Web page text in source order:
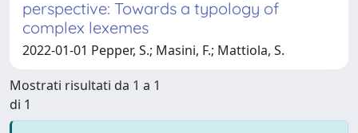
perspective: Towards a typology of
complex lexemes
2022-01-01 Pepper, S.; Masini, F.; Mattiola, S.
Mostrati risultati da 1 a 1
di 1